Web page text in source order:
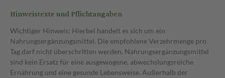
Hinweistexte und Pflichtangaben
Wichtiger Hinweis: Hierbei handelt es sich um ein
Nahrungsergänzungsmittel. Die empfohlene Verzehrmenge pro
Tag darf nicht überschritten werden. Nahrungsergänzungsmittel
sind kein Ersatz für eine ausgewogene, abwechslungsreiche
Ernährung und eine gesunde Lebensweise. Außerhalb der